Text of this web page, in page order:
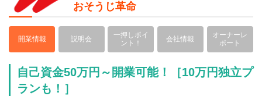
代理店業
サービス業
開業資金
1円〜100万円
301万円～500万円
エリア
東北
総合ランキング
説明会
おそうじ革命
開業情報 説明会
一押しポイ
ント！
会社情報
オーナーレ
ポート
自己資金50万円～開業可能！［10万円独立プ
ランも！］